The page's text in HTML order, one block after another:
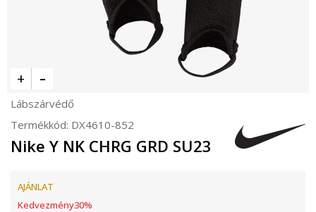
Lábszárvédő
Termékkód: DX4610-852
Nike Y NK CHRG GRD SU23
AJÁNLAT
Kedvezmény30%